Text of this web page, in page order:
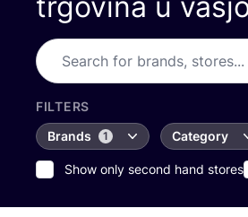
FILTERS
Brands
1 Category
Show only second hand stores